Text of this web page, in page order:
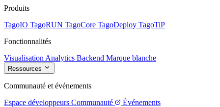
Produits
TagoIO TagoRUN TagoCore TagoDeploy TagoTiP
Fonctionnalités
Visualisation Analytics Backend Marque blanche
Ressources
Communauté et événements
Espace développeurs Communauté
Événements